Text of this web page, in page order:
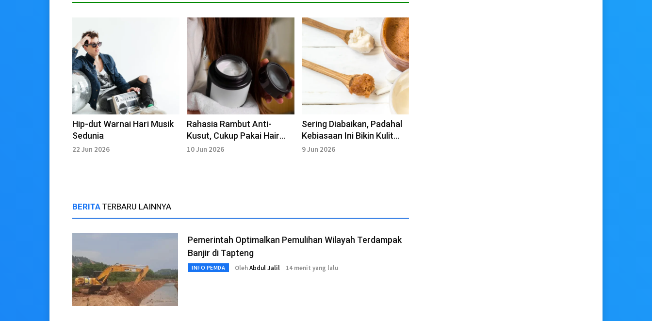
Hip-dut Warnai Hari Musik
Sedunia
22 Jun 2026
Rahasia Rambut Anti-
Kusut, Cukup Pakai Hair
Mask di Rumah
10 Jun 2026
Sering Diabaikan, Padahal
Kebiasaan Ini Bikin Kulit
Tubuh Bersih Sempurna
9 Jun 2026
BERITA TERBARU LAINNYA
Pemerintah Optimalkan Pemulihan Wilayah Terdampak
Banjir di Tapteng
INFO PEMDA OlehAbdul Jalil 14 menit yang lalu